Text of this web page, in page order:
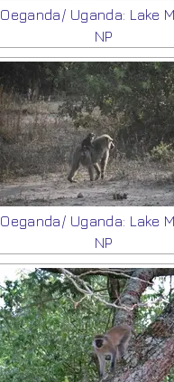
Oeganda/ Uganda: Lake
NP
Oeganda/ Uganda: Lake
NP